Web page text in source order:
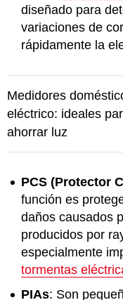
diseñado para
variaciones de
rápidamente la
Medidores
eléctrico: ideales
ahorrar luz
PCS (Protector
función es
daños causados
producidos por
especialmente
tormentas
PIAs: Son